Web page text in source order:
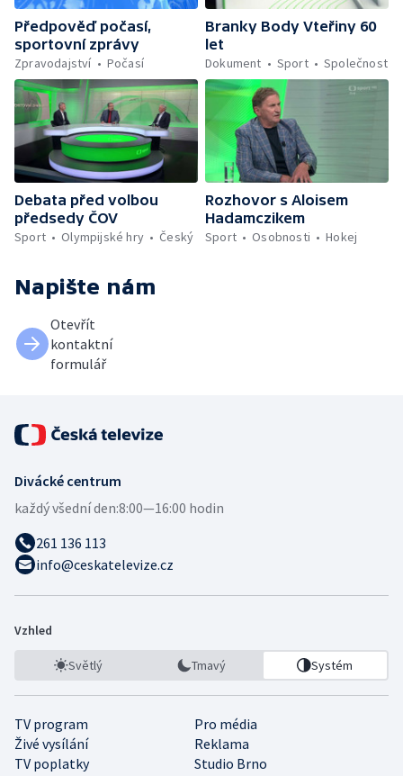
Předpověď počasí,
sportovní zprávy
Zpravodajství
Počasí
Branky Body Vteřiny 60
let
Dokument
Sport Společnost
Debata před volbou
předsedy ČOV
Sport
Olympijské hry Český
Rozhovor s Aloisem
Hadamczikem
Sport
Osobnosti Hokej
Napište nám
Otevřít
kontaktní
formulář
Divácké centrum
každý všední den:8:00—16:00 hodin
261 136 113
info@ceskatelevize.cz
Vzhled
Světlý Tmavý Systém
TV program
Pro média
Živé vysílání
Reklama
TV poplatky
Studio Brno